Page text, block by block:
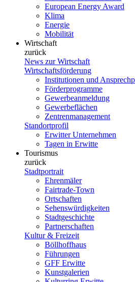
European Energy Award
Klima
Energie
Mobilität
Wirtschaft
zurück
News zur Wirtschaft
Wirtschaftsförderung
Institutionen und
Förderprogramme
Gewerbeanmeldung
Gewerbeflächen
Zentrenmanagement
Standortprofil
Erwitter Unternehmen
Tagen in Erwitte
Tourismus
zurück
Stadtportrait
Ehrenmäler
Fairtrade-Town
Ortschaften
Sehenswürdigkeiten
Stadtgeschichte
Partnerschaften
Kultur & Freizeit
Böllhoffhaus
Führungen
GFF Erwitte
Kunstgalerien